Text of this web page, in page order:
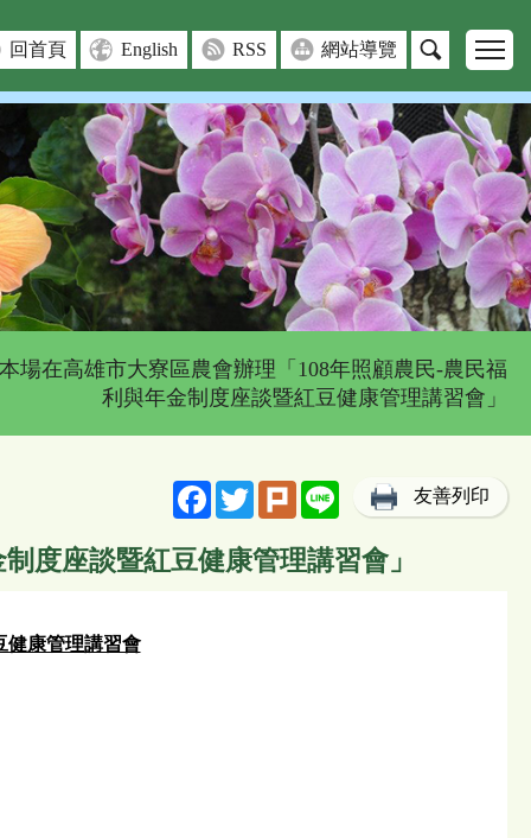
回首頁 English RSS 網站導覽
場在高雄市大寮區農會辦理「108年照顧農民-農民福
利與年金制度座談暨紅豆健康管理講習會」
FacebookTwitterPlurk Line 友善列印
度座談暨紅豆健康管理講習會」
健康管理講習會